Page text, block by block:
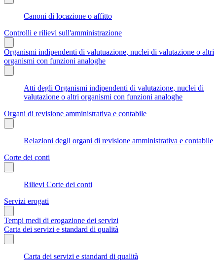
Canoni di locazione o affitto
Controlli e rilievi sull'amministrazione
Organismi indipendenti di valutuazione, nuclei di valutazione o altri
organismi con funzioni analoghe
Atti degli Organismi indipendenti di valutazione, nuclei di
valutazione o altri organismi con funzioni analoghe
Organi di revisione amministrativa e contabile
Relazioni degli organi di revisione amministrativa e contabile
Corte dei conti
Rilievi Corte dei conti
Servizi erogati
Tempi medi di erogazione dei servizi
Carta dei servizi e standard di qualità
Carta dei servizi e standard di qualità